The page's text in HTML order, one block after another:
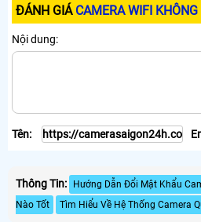
ĐÁNH GIÁ CAMERA WIFI
Nội dung:
Tên:
Thông Tin: Hướng Dẫn Đổi Mật Khẩu
Nào Tốt
Tìm Hiểu Về Hệ Thống Camera